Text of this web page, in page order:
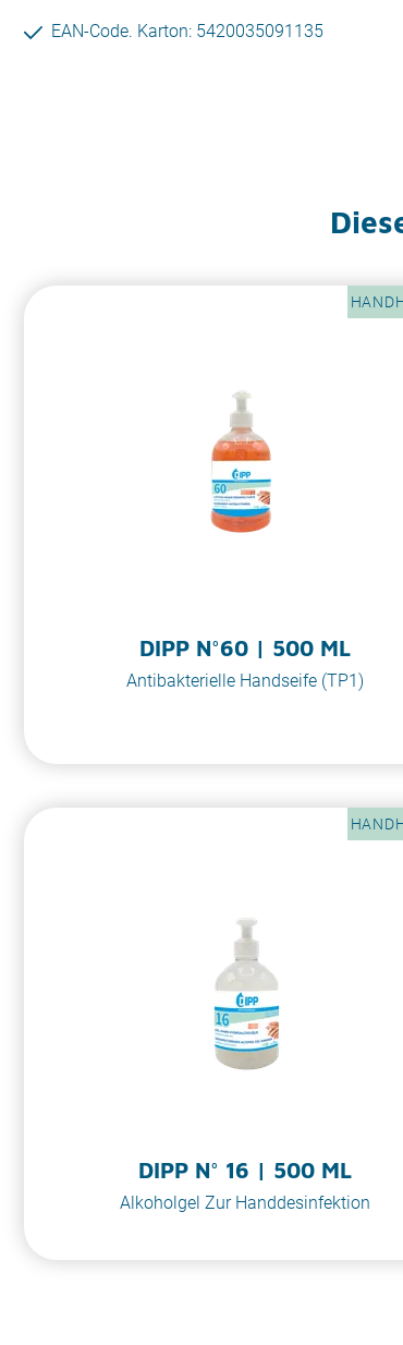
EAN-Code. Karton: 5420035091135
DIPP N°60 | 500 ML
Antibakterielle Handseife (TP1)
DIPP N° 16 | 500 ML
Alkoholgel Zur Handdesinfektion